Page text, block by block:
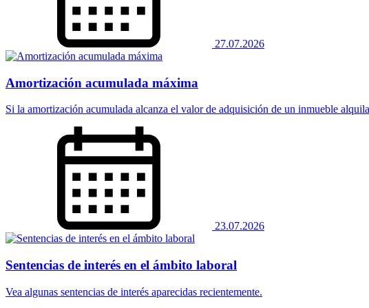
27.07.2026
Amortización acumulada máxima
Si la amortización acumulada alcanza el valor de adquisición de un inmueble
23.07.2026
Sentencias de interés en el ámbito laboral
Vea algunas sentencias de interés aparecidas recientemente.